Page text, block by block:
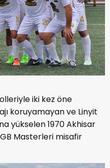
iki kez öne
koruyamayan ve Linyit
yükselen 1970 Akhisar
Masterleri misafir